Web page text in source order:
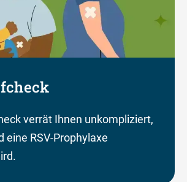
verrät Ihnen unkompliziert,
eine RSV-Prophylaxe